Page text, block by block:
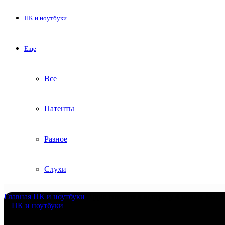
ПК и ноутбуки
Еще
Все
Патенты
Разное
Слухи
Главная ПК и ноутбуки
ПК и ноутбуки